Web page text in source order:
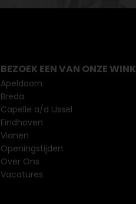
BEZOEK EEN VAN ONZE
Apeldoorn
Breda
Capelle a/d IJssel
Eindhoven
Vianen
Openingstijden
Over Ons
Vacatures